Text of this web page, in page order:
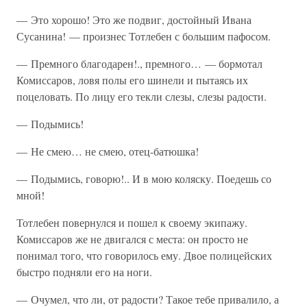
— Это хорошо! Это же подвиг, достойный Ивана
Сусанина! — произнес Тотлебен с большим пафосом.
— Премного благодарен!., премного… — бормотал
Комиссаров, ловя полы его шинели и пытаясь их
поцеловать. По лицу его текли слезы, слезы радости.
— Подымись!
— Не смею… не смею, отец-батюшка!
— Подымись, говорю!.. И в мою коляску. Поедешь со
мной!
Тотлебен повернулся и пошел к своему экипажу.
Комиссаров же не двигался с места: он просто не
понимал того, что говорилось ему. Двое полицейских
быстро подняли его на ноги.
— Очумел, что ли, от радости? Такое тебе привалило, а